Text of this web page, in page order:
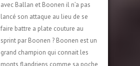
avec Ballan et Boonen il n’a pas
lancé son attaque au lieu de se
faire battre a plate couture au
sprint par Boonen ? Boonen est un
grand champion qui connait les
monts flandriens comme sa poche